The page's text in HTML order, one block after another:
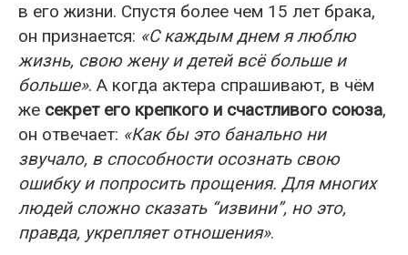
в его жизни. Спустя более чем 15 лет брака,
он признается: «С каждым днем я люблю
жизнь, свою жену и детей всё больше и
больше». А когда актера спрашивают, в чём
же секрет его крепкого и счастливого союза,
он отвечает: «Как бы это банально ни
звучало, в способности осознать свою
ошибку и попросить прощения. Для многих
людей сложно сказать “извини”, но это,
правда, укрепляет отношения».